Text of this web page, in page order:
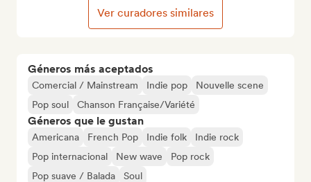
Géneros más aceptados
Comercial / Mainstream Indie pop
Nouvelle scene
Pop soul
Chanson Française/Variété
Géneros que le gustan
Americana French Pop Indie folk
Indie rock
Pop internacional
New wave
Pop rock
Pop suave / Balada
Soul
Ver curadores similares